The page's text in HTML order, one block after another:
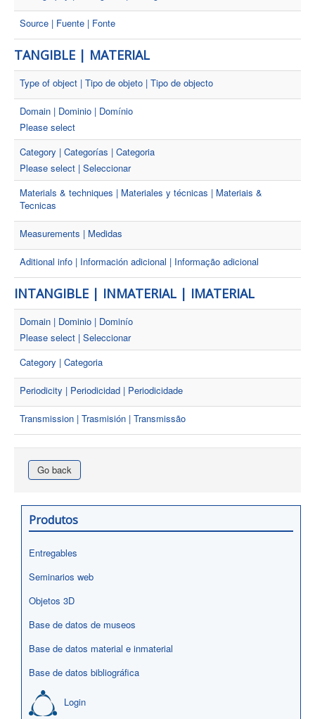
Source | Fuente | Fonte
TANGIBLE | MATERIAL
Type of object | Tipo de objeto | Tipo de objecto
Domain | Dominio | Domínio
Please select
Category | Categorías | Categoria
Please select | Seleccionar
Materials & techniques | Materiales y técnicas | Materiais &
Tecnicas
Measurements | Medidas
Aditional info | Información adicional | Informação adicional
INTANGIBLE | INMATERIAL | IMATERIAL
Domain | Dominio | Dominío
Please select | Seleccionar
Category | Categoria
Periodicity | Periodicidad | Periodicidade
Transmission | Trasmisión | Transmissão
Go back
Produtos
Entregables
Seminarios web
Objetos 3D
Base de datos de museos
Base de datos material e inmaterial
Base de datos bibliográfica
Login